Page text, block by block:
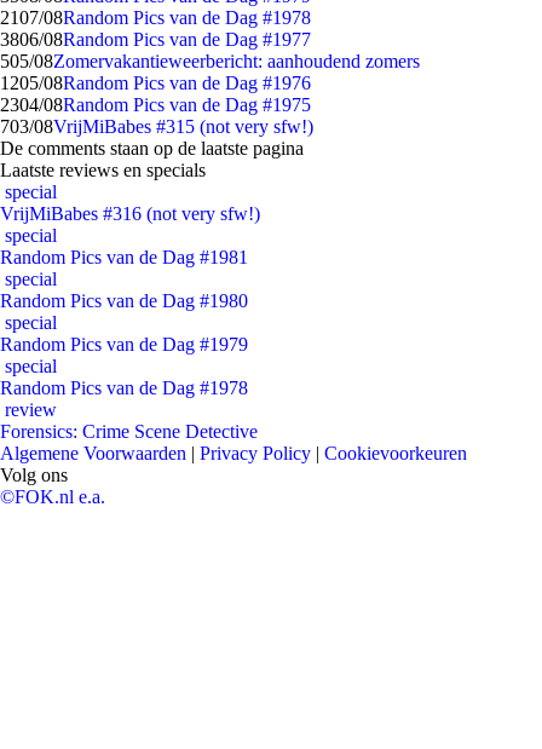
2107/08Random Pics van de Dag #1978
3806/08Random Pics van de Dag #1977
505/08Zomervakantieweerbericht: aanhoudend zomers
1205/08Random Pics van de Dag #1976
2304/08Random Pics van de Dag #1975
703/08VrijMiBabes #315 (not very sfw!)
De comments staan op de laatste pagina
Laatste reviews en specials
special
VrijMiBabes #316 (not very sfw!)
special
Random Pics van de Dag #1981
special
Random Pics van de Dag #1980
special
Random Pics van de Dag #1979
special
Random Pics van de Dag #1978
review
Forensics: Crime Scene Detective
Algemene Voorwaarden | Privacy Policy | Cookievoorkeuren
Volg ons
©FOK.nl e.a.